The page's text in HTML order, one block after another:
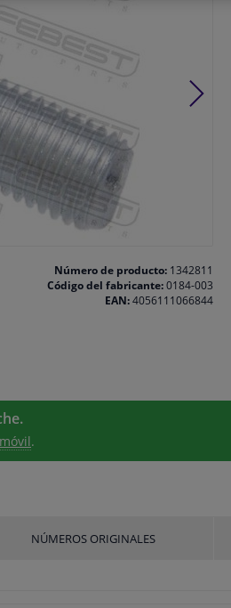
Número de producto:1342811
Código del fabricante:0184-003
EAN:4056111066844
.
NÚMEROS ORIGINALES